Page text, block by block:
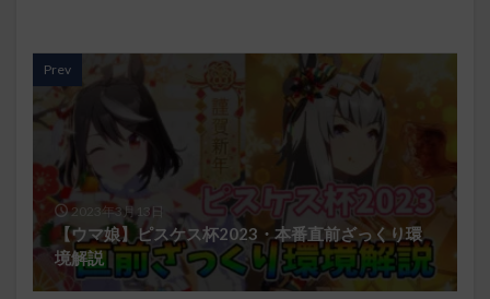
Prev
2023年3月13日
【ウマ娘】ピスケス杯2023・本番直前ざっくり環
境解説